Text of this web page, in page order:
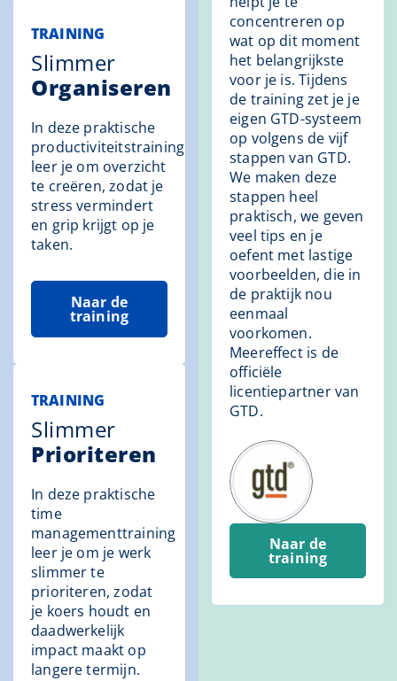
TRAINING
Slimmer
Organiseren
In deze praktische
productiviteitstraining
leer je om overzicht
te creëren, zodat je
stress vermindert
en grip krijgt op je
taken.
Naar de
training
TRAINING
Slimmer
Prioriteren
In deze praktische
time
managementtraining
leer je om je werk
slimmer te
prioriteren, zodat
je koers houdt en
daadwerkelijk
impact maakt op
langere termijn.
concentreren op
wat op dit moment
het belangrijkste
voor je is. Tijdens
de training zet je je
eigen GTD-systeem
op volgens de vijf
stappen van GTD.
We maken deze
stappen heel
praktisch, we geven
veel tips en je
oefent met lastige
voorbeelden, die in
de praktijk nou
eenmaal
voorkomen.
Meereffect is de
officiële
licentiepartner van
GTD.
Naar de
training